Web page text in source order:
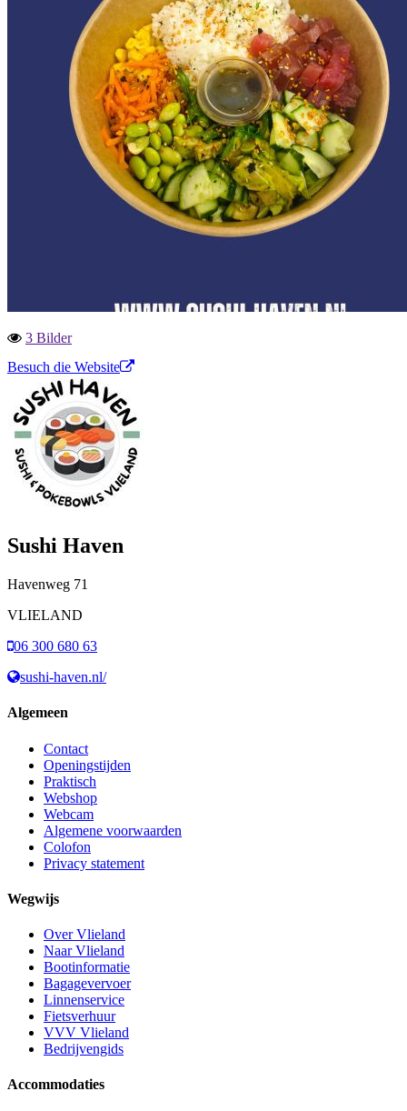
3 Bilder
Besuch die Website
Sushi Haven
Havenweg 71
VLIELAND
06 300 680 63
sushi-haven.nl/
Algemeen
Contact
Openingstijden
Praktisch
Webshop
Webcam
Algemene voorwaarden
Colofon
Privacy statement
Wegwijs
Over Vlieland
Naar Vlieland
Bootinformatie
Bagagevervoer
Linnenservice
Fietsverhuur
VVV Vlieland
Bedrijvengids
Accommodaties